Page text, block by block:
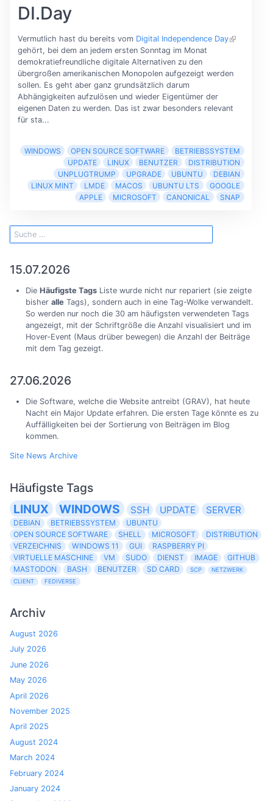
DI.Day
Vermutlich hast du bereits vom Digital Independence Day
gehört, bei dem an jedem ersten Sonntag im Monat
demokratiefreundliche digitale Alternativen zu den
übergroßen amerikanischen Monopolen aufgezeigt werden
sollen. Es geht aber ganz grundsätzlich darum
Abhängigkeiten aufzulösen und wieder Eigentümer der
eigenen Daten zu werden. Das ist zwar besonders relevant
für sta...
WINDOWS OPEN SOURCE SOFTWARE
BETRIEBSSYSTEM
UPDATE
LINUX BENUTZER
DISTRIBUTION
UNPLUGTRUMP
UPGRADE UBUNTU
DEBIAN
LINUX MINT
LMDE MACOS UBUNTU LTS
GOOGLE
APPLE
MICROSOFT CANONICAL SNAP
15.07.2026
Die Häufigste TagsListe wurde nicht nur repariert (sie zeigte
bisher alleTags), sondern auch in eine Tag-Wolke verwandelt.
So werden nur noch die 30 am häufigsten verwendeten Tags
angezeigt, mit der Schriftgröße die Anzahl visualisiert und im
Hover-Event (Maus drüber bewegen) die Anzahl der Beiträge
mit dem Tag gezeigt.
27.06.2026
Die Software, welche die Website antreibt (GRAV), hat heute
Nacht ein Major Update erfahren. Die ersten Tage könnte es zu
Auffälligkeiten bei der Sortierung von Beiträgen im Blog
kommen.
Site News Archive
Häufigste Tags
LINUX
WINDOWS SSH UPDATE SERVER
DEBIAN BETRIEBSSYSTEM
UBUNTU
OPEN SOURCE SOFTWARE
SHELL MICROSOFT
DISTRIBUTION
VERZEICHNIS
WINDOWS 11 GUI
RASPBERRY PI
VIRTUELLE MASCHINE
VM SUDO DIENST IMAGE
GITHUB
MASTODON
BASH BENUTZER SD CARD SCP
NETZWERK
CLIENT
FEDIVERSE
Archiv
August 2026
July 2026
June 2026
May 2026
April 2026
November 2025
April 2025
August 2024
March 2024
February 2024
January 2024